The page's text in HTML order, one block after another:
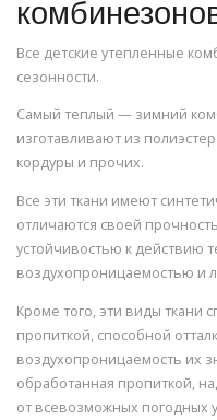
Все детские утепленные
сезонности.
Самый теплый — зимний
изготавливают из
кордуры и прочих.
Все эти ткани имеют
отличаются своей
устойчивостью к действию
воздухопроницаемостью и
Кроме того, эти виды ткани
пропиткой, способной
воздухопроницаемость их
обработанная пропиткой,
от всевозможных погодных